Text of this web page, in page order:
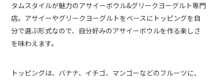
タムスタイルが魅力のアサイーボウル&グリークヨーグルト専門
店。アサイーやグリークヨーグルトをベースにトッピングを自
分で選ぶ形式なので、自分好みのアサイーボウルを作る楽しさ
を味わえます。
トッピングは、バナナ、イチゴ、マンゴーなどのフルーツに、